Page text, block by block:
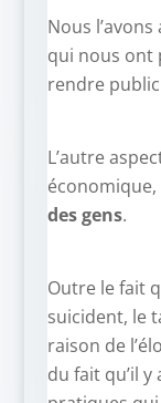
Nous
qui nous ont
rendre
L’autre
économique,
des gens.
Outre le fait
suicident, le
raison de
du fait qu’il